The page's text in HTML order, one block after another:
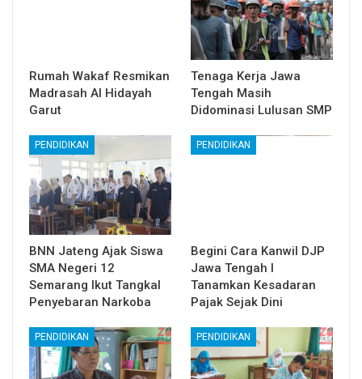
Rumah Wakaf Resmikan
Madrasah Al Hidayah
Garut
Tenaga Kerja Jawa
Tengah Masih
Didominasi Lulusan SMP
PENDIDIKAN
BNN Jateng Ajak Siswa
SMA Negeri 12
Semarang Ikut Tangkal
Penyebaran Narkoba
PENDIDIKAN
Begini Cara Kanwil DJP
Jawa Tengah I
Tanamkan Kesadaran
Pajak Sejak Dini
PENDIDIKAN PENDIDIKAN